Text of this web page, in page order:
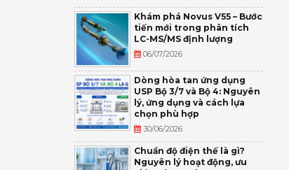
Khám phá Novus V55 – Bước
tiến mới trong phân tích
LC-MS/MS định lượng
06/07/2026
Dòng hòa tan ứng dụng
USP Bộ 3/7 và Bộ 4: Nguyên
lý, ứng dụng và cách lựa
chọn phù hợp
30/06/2026
Chuẩn độ điện thế là gì?
Nguyên lý hoạt động, ưu